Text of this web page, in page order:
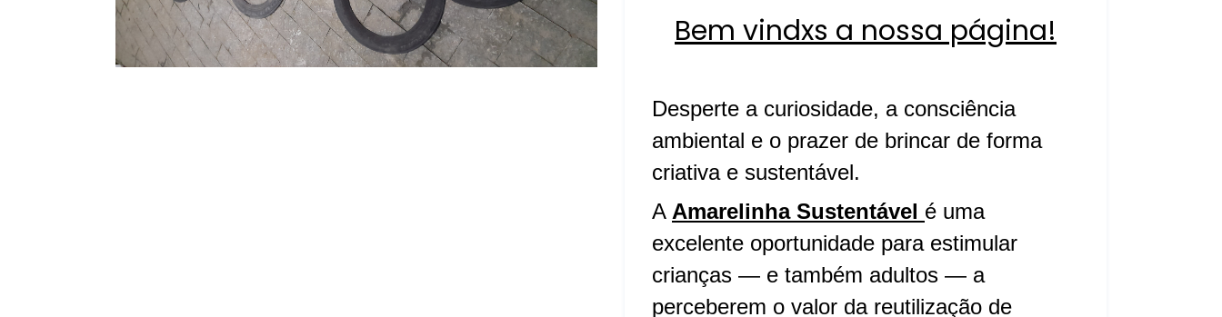
Bem vindxs a nossa página!
Desperte a curiosidade, a consciência
ambiental e o prazer de brincar de forma
criativa e sustentável.
A Amarelinha Sustentável é uma
excelente oportunidade para estimular
crianças — e também adultos — a
perceberem o valor da reutilização de